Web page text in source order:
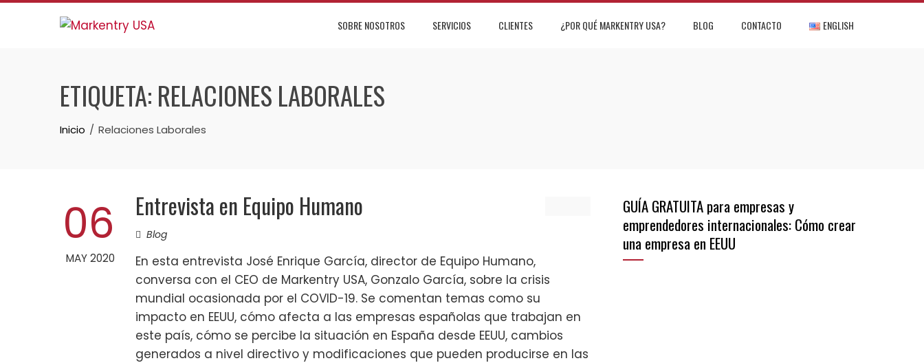
Skip
SOBRE NOSOTROS SERVICIOS CLIENTES ¿POR QUÉ MARKENTRY USA? BLOG CONTACTO ENGLISH
ETIQUETA: RELACIONES LABORALES
Inicio Relaciones Laborales
06
MAY 2020
Entrevista en Equipo Humano
Blog
En esta entrevista José Enrique García, director de Equipo Humano,
conversa con el CEO de Markentry USA, Gonzalo García, sobre la crisis
mundial ocasionada por el COVID-19. Se comentan temas como su
impacto en EEUU, cómo afecta a las empresas españolas que trabajan en
este país, cómo se percibe la situación en España desde EEUU, cambios
generados a nivel directivo y modificaciones que pueden producirse en las
GUÍA GRATUITA para empresas y
emprendedores internacionales: Cómo crear
una empresa en EEUU